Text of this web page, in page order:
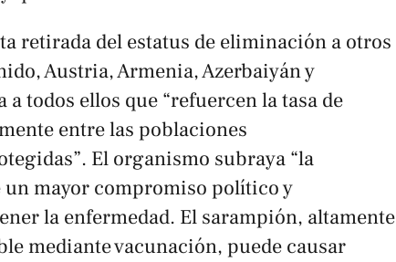
retirada del estatus de eliminación a otros
Austria, Armenia, Azerbaiyán y
todos ellos que “refuercen la tasa de
entre las poblaciones
El organismo subraya “la
un mayor compromiso político y
la enfermedad. El sarampión, altamente
mediante vacunación, puede causar